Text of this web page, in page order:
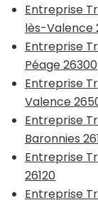
Entreprise
lès-Valence
Entreprise
Péage 26300
Entreprise
Valence
Entreprise
Baronnies
Entreprise
26120
Entreprise